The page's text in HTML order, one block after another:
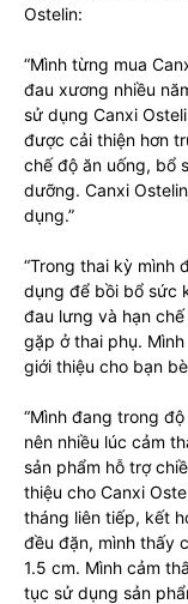
Ostelin:
“Mình từng mua
đau xương nhiều
sử dụng Canxi
được cải thiện hơn
chế độ ăn uống, bổ
dưỡng. Canxi
dụng.”
“Trong thai kỳ mình
dụng để bồi bổ sức
đau lưng và hạn
gặp ở thai phụ.
giới thiệu cho bạn
“Mình đang trong
nên nhiều lúc cảm
sản phẩm hỗ trợ
thiệu cho Canxi
tháng liên tiếp, kết
đều đặn, mình thấy
1.5 cm. Mình cảm
tục sử dụng sản